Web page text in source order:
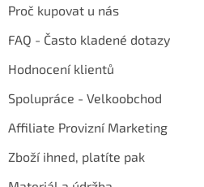
Proč kupovat u nás
FAQ - Často kladené dotazy
Hodnocení klientů
Spolupráce - Velkoobchod
Affiliate Provizní Marketing
Zboží ihned, platíte pak